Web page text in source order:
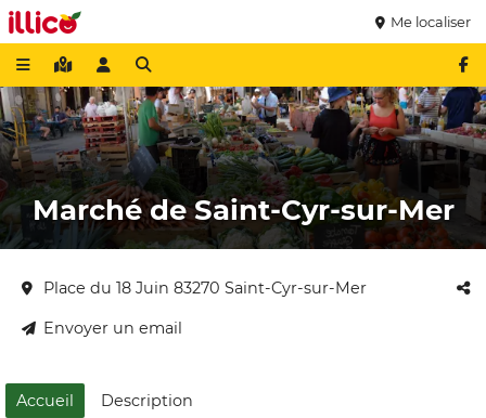
Me localiser
Marché de Saint-Cyr-sur-Mer
Place du 18 Juin 83270 Saint-Cyr-sur-Mer
Envoyer un email
Accueil Description